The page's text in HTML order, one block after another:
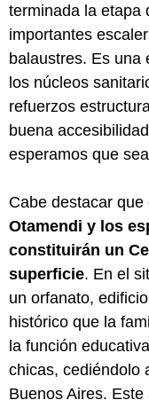
terminada la etapa
importantes
balaustres. Es una
los núcleos
refuerzos
buena
esperamos que
Cabe destacar que
Otamendi y los
constituirán un
superficie. En el
un orfanato,
histórico que la
la función
chicas, cediéndolo
Buenos Aires.